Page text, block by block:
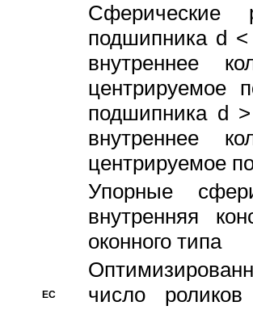
Сферические
подшипника d
внутреннее
центрируемое
подшипника d
внутреннее
центрируемое
Упорные
внутренняя
оконного типа
EC
число